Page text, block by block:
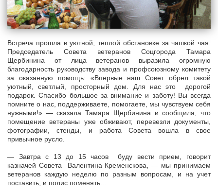
Встреча прошла в уютной, теплой обстановке за чашкой чая.
Председатель Совета ветеранов Соцгорода Тамара
Щербинина от лица ветеранов выразила огромную
благодарность руководству завода и профсоюзному комитету
за оказанную помощь: «Впервые наш Совет обрел такой
уютный, светлый, просторный дом. Для нас это дорогой
подарок. Спасибо большое за внимание и заботу! Вы всегда
помните о нас, поддерживаете, помогаете, мы чувствуем себя
нужными!» — сказала Тамара Щербинина и сообщила, что
помещение ветераны уже обживают, перевезли документы,
фотографии, стенды, и работа Совета вошла в свое
привычное русло.
— Завтра с 13 до 15 часов буду вести прием, говорит
казначей Совета Валентина Кременскова, — мы принимаем
ветеранов каждую неделю по разным вопросам, и на учет
поставить, и полис поменять…